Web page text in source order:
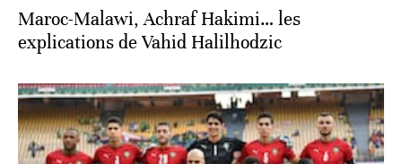
Maroc-Malawi, Achraf Hakimi… les
explications de Vahid Halilhodzic